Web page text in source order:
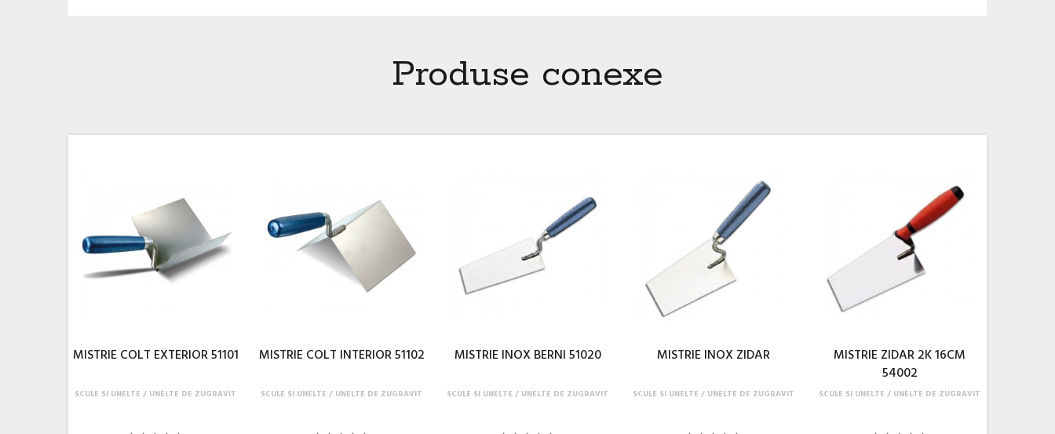
Produse conexe
MISTRIE COLT EXTERIOR 51101
SCULE SI UNELTE UNELTE DE ZUGRAVIT
MISTRIE COLT INTERIOR 51102
SCULE SI UNELTE UNELTE DE ZUGRAVIT
MISTRIE INOX BERNI 51020
SCULE SI UNELTE UNELTE DE ZUGRAVIT
MISTRIE INOX ZIDAR
SCULE SI UNELTE UNELTE DE ZUGRAVIT
MISTRIE ZIDAR 2K 16CM
54002
SCULE SI UNELTE UNELTE DE ZUGRAVIT